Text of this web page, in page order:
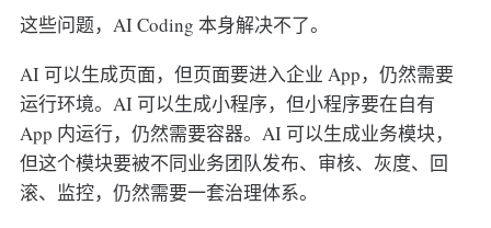
这些问题，AI Coding 本身解决不了。
AI 可以生成页面，但页面要进入企业 App，仍然需要
运行环境。AI 可以生成小程序，但小程序要在自有
App 内运行，仍然需要容器。AI 可以生成业务模块，
但这个模块要被不同业务团队发布、审核、灰度、回
滚、监控，仍然需要一套治理体系。